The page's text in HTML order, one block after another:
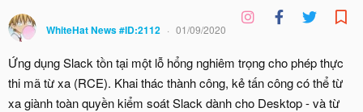
WhiteHat News #ID:2112 01/09/2020
Ứng dụng Slack tồn tại một lỗ hổng nghiêm trọng cho phép thực
thi mã từ xa (RCE). Khai thác thành công, kẻ tấn công có thể từ
xa giành toàn quyền kiểm soát Slack dành cho Desktop - và từ